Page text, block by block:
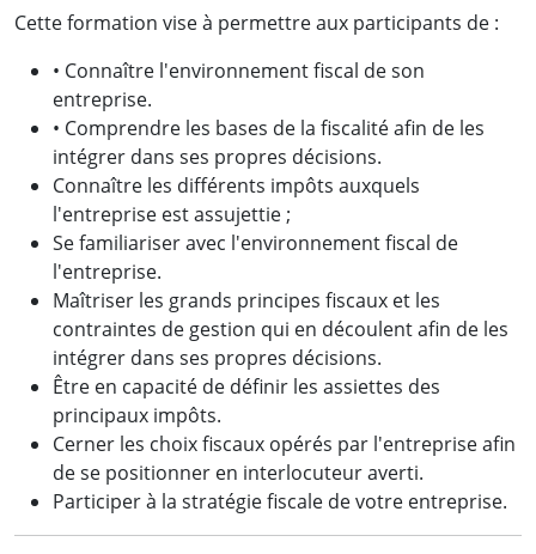
Cette formation vise à permettre aux participants de :
• Connaître l'environnement fiscal de son
entreprise.
• Comprendre les bases de la fiscalité afin de les
intégrer dans ses propres décisions.
Connaître les différents impôts auxquels
l'entreprise est assujettie ;
Se familiariser avec l'environnement fiscal de
l'entreprise.
Maîtriser les grands principes fiscaux et les
contraintes de gestion qui en découlent afin de les
intégrer dans ses propres décisions.
Être en capacité de définir les assiettes des
principaux impôts.
Cerner les choix fiscaux opérés par l'entreprise afin
de se positionner en interlocuteur averti.
Participer à la stratégie fiscale de votre entreprise.